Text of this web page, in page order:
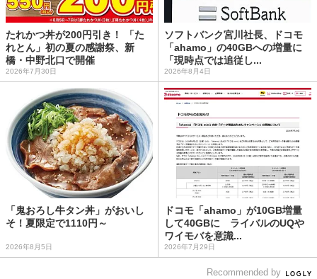
たれかつ丼が200円引き！ 「た
れとん」初の夏の感謝祭、新
橋・中野北口で開催
2026年7月30日
ソフトバンク宮川社長、ドコモ
「ahamo」の40GBへの増量に
「現時点では追従し...
2026年8月4日
「鬼おろし牛タン丼」がおいし
そ！夏限定で1110円～
2026年8月5日
ドコモ「ahamo」が10GB増量
して40GBに ライバルのUQや
ワイモバを意識...
2026年7月29日
Recommended by